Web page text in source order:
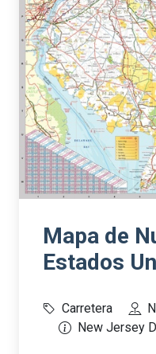
Mapa de
Estados
Carretera
New Jersey